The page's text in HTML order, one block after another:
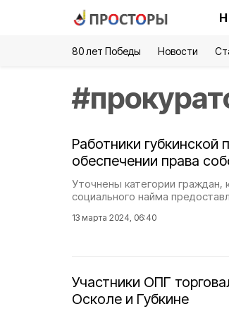
80 лет Победы Новости
#
Работники губкинской
обеспечении права
Уточнены категории
социального найма
13 марта 2024, 06:40
Участники ОПГ
Осколе и Губкине